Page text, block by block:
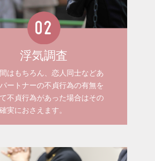
浮気調査
はもちろん、恋人同士などあ
ートナーの不貞行為の有無を
不貞行為があった場合はその
実におさえます。